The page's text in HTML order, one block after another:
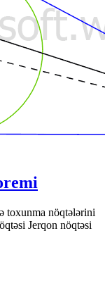
toxunma nöqtələrini
Jerqon nöqtəsi